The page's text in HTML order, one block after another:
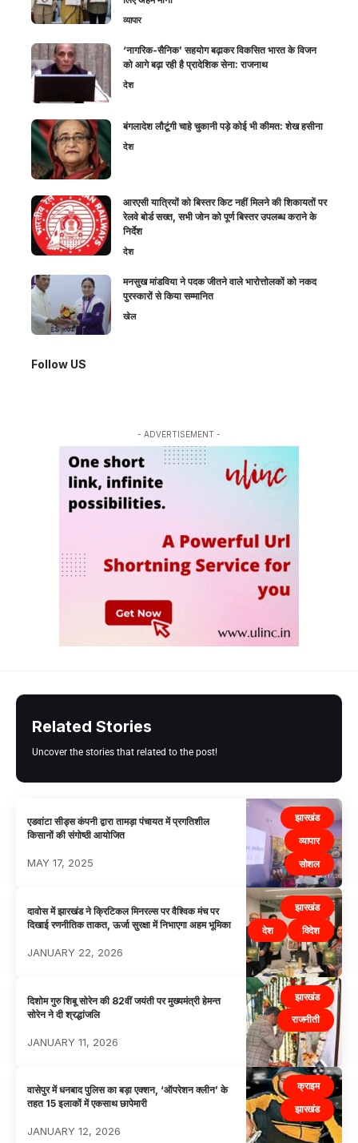
व्यापार
‘नागरिक-सैनिक’ सहयोग बढ़ाकर विकसित भारत के विजन
को आगे बढ़ा रही है प्रादेशिक सेना: राजनाथ
देश
बंगलादेश लौटूंगी चाहे चुकानी पड़े कोई भी कीमत: शेख हसीना
देश
आरएसी यात्रियों को बिस्तर किट नहीं मिलने की शिकायतों पर
रेलवे बोर्ड सख्त, सभी जोन को पूर्ण बिस्तर उपलब्ध कराने के
निर्देश
देश
मनसुख मांडविया ने पदक जीतने वाले भारोत्तोलकों को नकद
पुरस्कारों से किया सम्मानित
खेल
Follow US
- ADVERTISEMENT -
Related Stories
Uncover the stories that related to the post!
झारखंड
व्यापार
सोशल
एडवांटा सीड्स कंपनी द्वारा तामड़ा पंचायत में प्रगतिशील
किसानों की संगोष्ठी आयोजित
MAY 17, 2025
झारखंड
देश
विदेश
दावोस में झारखंड ने क्रिटिकल मिनरल्स पर वैश्विक मंच पर
दिखाई रणनीतिक ताकत, ऊर्जा सुरक्षा में निभाएगा अहम भूमिका
JANUARY 22, 2026
झारखंड
राजनीती
दिशोम गुरु शिबू सोरेन की 82वीं जयंती पर मुख्यमंत्री हेमन्त
सोरेन ने दी श्रद्धांजलि
JANUARY 11, 2026
क्राइम
झारखंड
वासेपुर में धनबाद पुलिस का बड़ा एक्शन, ‘ऑपरेशन क्लीन’ के
तहत 15 इलाकों में एकसाथ छापेमारी
JANUARY 12, 2026